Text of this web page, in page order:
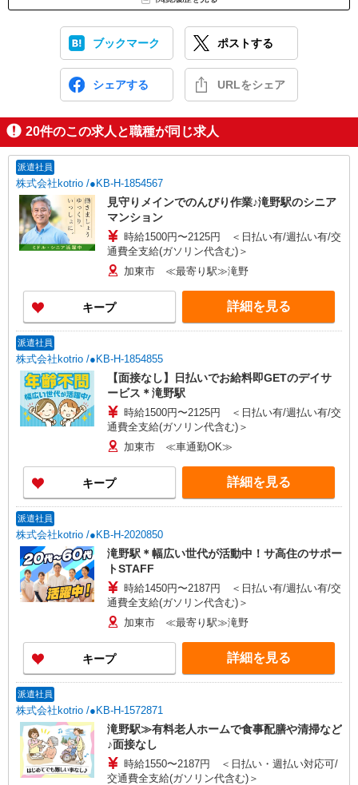
ブックマーク ポストする
シェアする URLをシェア
20件のこの求人と職種が同じ求人
派遣社員
株式会社kotrio /●KB-H-1854567
見守りメインでのんびり作業♪滝野駅のシニア
マンション
時給1500円〜2125円 ＜日払い有/週払い有/交
通費全支給(ガソリン代含む)＞
加東市 ≪最寄り駅≫滝野
キープ 詳細を見る
派遣社員
株式会社kotrio /●KB-H-1854855
【面接なし】日払いでお給料即GETのデイサ
ービス＊滝野駅
時給1500円〜2125円 ＜日払い有/週払い有/交
通費全支給(ガソリン代含む)＞
加東市 ≪車通勤OK≫
キープ 詳細を見る
派遣社員
株式会社kotrio /●KB-H-2020850
滝野駅＊幅広い世代が活動中！サ高住のサポー
トSTAFF
時給1450円〜2187円 ＜日払い有/週払い有/交
通費全支給(ガソリン代含む)＞
加東市 ≪最寄り駅≫滝野
キープ 詳細を見る
派遣社員
株式会社kotrio /●KB-H-1572871
滝野駅≫有料老人ホームで食事配膳や清掃など
♪面接なし
時給1550〜2187円 ＜日払い・週払い対応可/
交通費全支給(ガソリン代含む)＞